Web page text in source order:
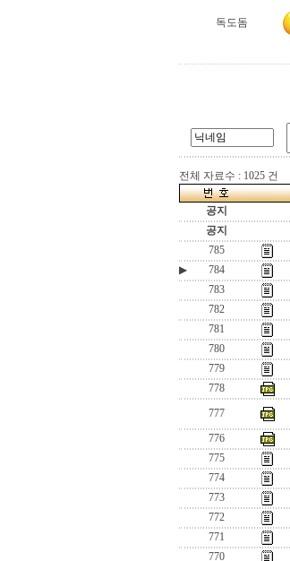
독도돔
전체 자료수 : 1025 건
공지
공지
785
▶
784
783
782
781
780
779
778
777
776
775
774
773
772
771
770